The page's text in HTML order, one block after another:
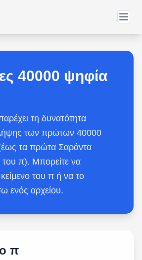
40000 ψηφία
τη δυνατότητα
των πρώτων 40000
τα πρώτα Σαράντα
του π). Μπορείτε να
του π ή να το
ενός αρχείου.
π